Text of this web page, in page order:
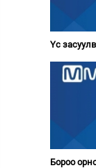
Үс
Бороо